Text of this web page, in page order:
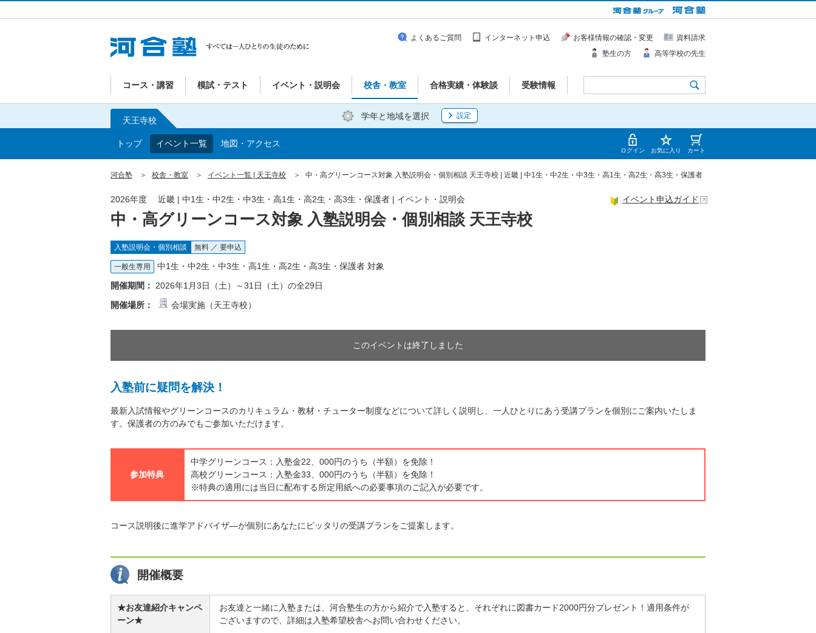
コース・講習 模試・テスト イベント・説明会 校舎・教室 合格実績・体験談 受験情報
よくあるご質問 インターネット申込 お客様情報の確認・変更
資料請求
塾生の方
高等学校の先生
学年と地域を選択 設定
天王寺校
トップ イベント一覧 地図・アクセス
ログイン お気に入り カート
河合塾 校舎・教室 イベント一覧 | 天王寺校 中・高グリーンコース対象 入塾説明会・個別相談 天王寺校 | 近畿 | 中1生・中2生・中3生・高1生・高2生・高3生・保護者
中・高グリーンコース対象 入塾説明会・個別相談 天王寺校
2026年度 近畿 | 中1生・中2生・中3生・高1生・高2生・高3生・保護者 | イベント・説明会 イベント申込ガイド
入塾説明会・個別相談 無料 ／ 要申込
一般生専用
中1生・中2生・中3生・高1生・高2生・高3生・保護者 対象
開催期間：
2026年1月3日（土）～31日（土）の全29日
開催場所：
会場実施（天王寺校）
このイベントは終了しました
入塾前に疑問を解決！
最新入試情報やグリーンコースのカリキュラム・教材・チューター制度などについて詳しく説明し、一人ひとりにあう受講プランを個別にご案内いたしま
す。保護者の方のみでもご参加いただけます。
参加特典
中学グリーンコース：入塾金22、000円のうち（半額）を免除！
高校グリーンコース：入塾金33、000円のうち（半額）を免除！
※特典の適用には当日に配布する所定用紙への必要事項のご記入が必要です。
コース説明後に進学アドバイザ―が個別にあなたにピッタリの受講プランをご提案します。
開催概要
★お友達紹介キャンペ
ーン★
お友達と一緒に入塾または、河合塾生の方から紹介で入塾すると、それぞれに図書カード2000円分プレゼント！適用条件が
ございますので、詳細は入塾希望校舎へお問い合わせください。